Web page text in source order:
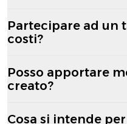
Partecipare ad un
costi?
Posso apportare
creato?
Cosa si intende